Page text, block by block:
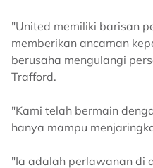
"United memiliki barisan
memberikan ancaman
berusaha mengulangi
Trafford.
"Kami telah bermain
hanya mampu
"Ia adalah perlawanan di